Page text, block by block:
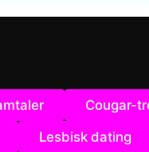
Cougar-
Lesbisk dating